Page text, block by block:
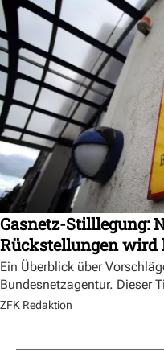
Gasnetz-Stilllegung:
Rückstellungen wird
Ein Überblick über
Bundesnetzagentur. Dieser
ZFK Redaktion